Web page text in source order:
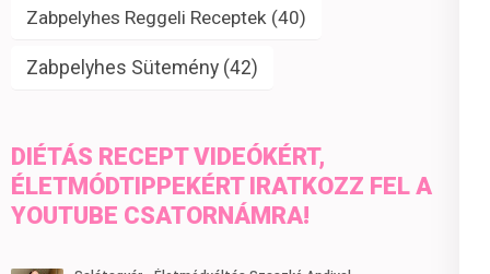
Zabpelyhes Reggeli Receptek (40)
Zabpelyhes Sütemény (42)
DIÉTÁS RECEPT VIDEÓKÉRT,
ÉLETMÓDTIPPEKÉRT IRATKOZZ FEL A
YOUTUBE CSATORNÁMRA!